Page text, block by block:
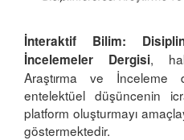
İnteraktif Bilim:
İncelemeler Dergisi,
Araştırma ve İnceleme
entelektüel düşüncenin
platform oluşturmayı
göstermektedir.